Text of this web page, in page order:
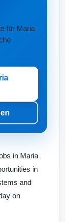
für Maria
in Maria
in
and
on